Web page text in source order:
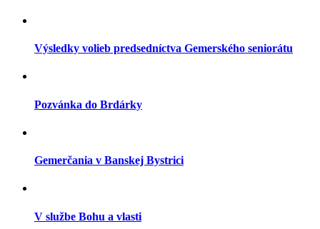
Výsledky volieb predsedníctva Gemerského seniorátu
Pozvánka do Brdárky
Gemerčania v Banskej Bystrici
V službe Bohu a vlasti